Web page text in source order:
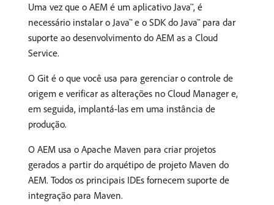
Uma vez que o AEM é um aplicativo Java™, é
necessário instalar o Java™ e o SDK do Java™ para dar
suporte ao desenvolvimento do AEM as a Cloud
Service.
O Git é o que você usa para gerenciar o controle de
origem e verificar as alterações no Cloud Manager e,
em seguida, implantá-las em uma instância de
produção.
O AEM usa o Apache Maven para criar projetos
gerados a partir do arquétipo de projeto Maven do
AEM. Todos os principais IDEs fornecem suporte de
integração para Maven.